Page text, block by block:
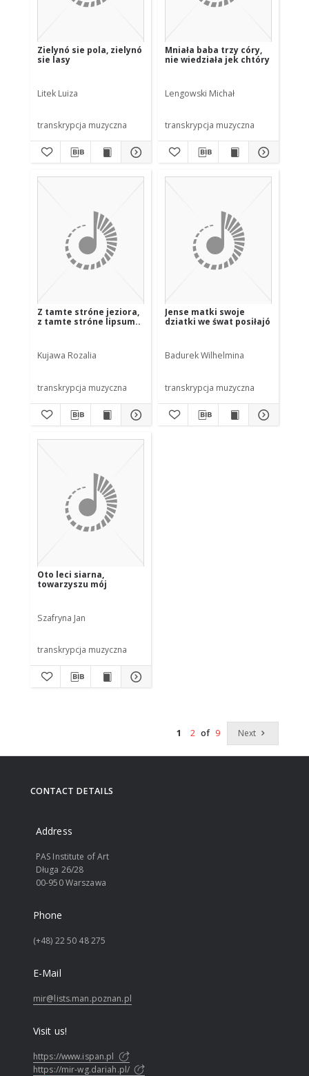
Zielynó sie pola, zielynó
sie lasy
Litek Luiza
transkrypcja muzyczna
Mniała baba trzy córy,
nie wiedziała jek chtóry
Lengowski Michał
transkrypcja muzyczna
Z tamte stróne jeziora,
z tamte stróne lipsum..
Kujawa Rozalia
transkrypcja muzyczna
Jense matki swoje
dziatki we śwat posiłajó
Badurek Wilhelmina
transkrypcja muzyczna
Oto leci siarna,
towarzyszu mój
Szafryna Jan
transkrypcja muzyczna
1 2 of 9 Next
CONTACT DETAILS
Address
PAS Institute of Art
Długa 26/28
00-950 Warszawa
Phone
(+48) 22 50 48 275
E-Mail
mir@lists.man.poznan.pl
Visit us!
https://www.ispan.pl
https://mir-wg.dariah.pl/